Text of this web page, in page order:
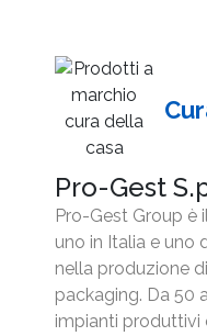
Pro-Gest
Pro-Gest Group è
uno in Italia e uno
nella produzione
packaging. Da 50
impianti produttivi